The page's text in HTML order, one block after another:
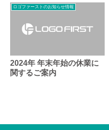
ロゴファーストのお知らせ情報
2024年 年末年始の休業に
関するご案内